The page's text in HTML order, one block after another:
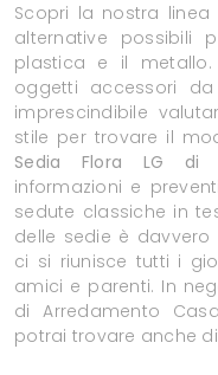
Scopri la nostra
alternative possibili
plastica e il
oggetti accessori
imprescindibile
stile per trovare il
Sedia Flora LG di
informazioni e
sedute classiche in
delle sedie è
ci si riunisce tutti i
amici e parenti. In
di Arredamento
potrai trovare anche